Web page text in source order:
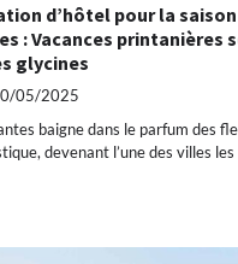
d’hôtel pour la
: Vacances printanières
glycines
05/2025
baigne dans le parfum des
devenant l’une des villes les